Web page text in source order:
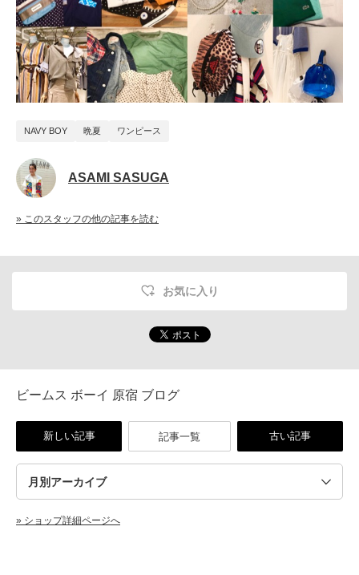
NAVY BOY 晩夏 ワンピース
ASAMI SASUGA
» このスタッフの他の記事を読む
お気に入り
ビームス ボーイ 原宿 ブログ
新しい記事 記事一覧 古い記事
» ショップ詳細ページへ